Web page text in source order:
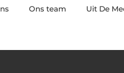
Ons team Uit De